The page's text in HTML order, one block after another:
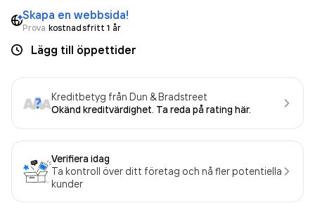
Skapa en webbsida!
Prova kostnadsfritt 1 år
Lägg till öppettider
Kreditbetyg från Dun & Bradstreet
Okänd kreditvärdighet. Ta reda på rating här.
Verifiera idag
Ta kontroll över ditt företag och nå fler potentiella
kunder